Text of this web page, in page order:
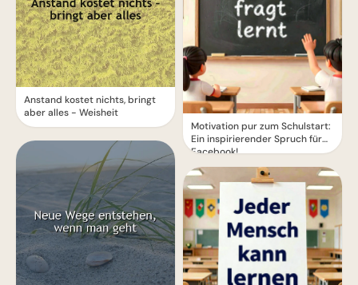
Anstand kostet nichts, bringt
aber alles - Weisheit
Motivation pur zum Schulstart:
Ein inspirierender Spruch für
Facebook!